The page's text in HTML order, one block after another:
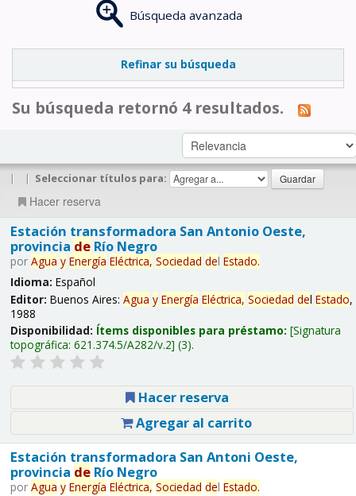
Búsqueda avanzada
Refinar su búsqueda
Su búsqueda retornó 4 resultados.
| | Seleccionar títulos para:
Hacer reserva
Estación transformadora San Antonio Oeste,
provincia deRío Negro
por Agua y Energía Eléctrica, Sociedad del Estado.
Idioma: Español
Editor: Buenos Aires: Agua y Energía Eléctrica, Sociedad del Estado,
1988
Disponibilidad: Ítems disponibles para préstamo: Signatura
topográfica: 621.374.5/A282/v.2 (3).
Hacer reserva
Agregar al carrito
Estación transformadora San Antoni Oeste,
provincia deRío Negro
por Agua y Energía Eléctrica, Sociedad del Estado.